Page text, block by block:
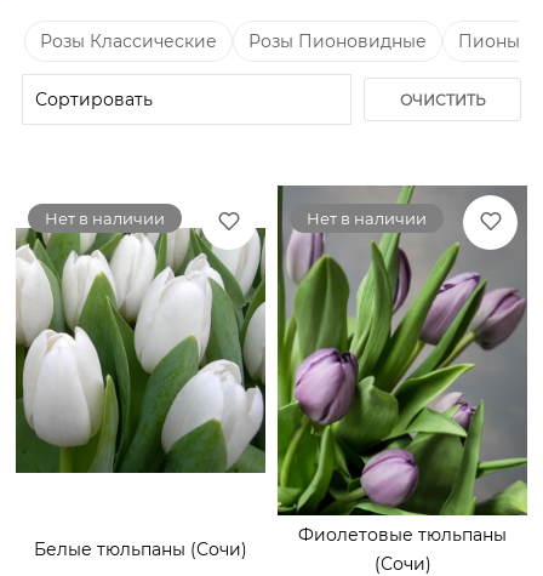
Розы Классические Розы Пионовидные Пионы
ОЧИСТИТЬ
Нет в наличии
Белые тюльпаны (Сочи)
Нет в наличии
Фиолетовые тюльпаны
(Сочи)